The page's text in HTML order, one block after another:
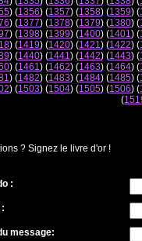
) (1356) (1357) (1358) (1359) (
) (1377) (1378) (1379) (1380) (
) (1398) (1399) (1400) (1401) (
) (1419) (1420) (1421) (1422) (
) (1440) (1441) (1442) (1443) (
) (1461) (1462) (1463) (1464) (
) (1482) (1483) (1484) (1485) (
) (1503) (1504) (1505) (1506) (
(
? Signez le livre d'or !
:
message: